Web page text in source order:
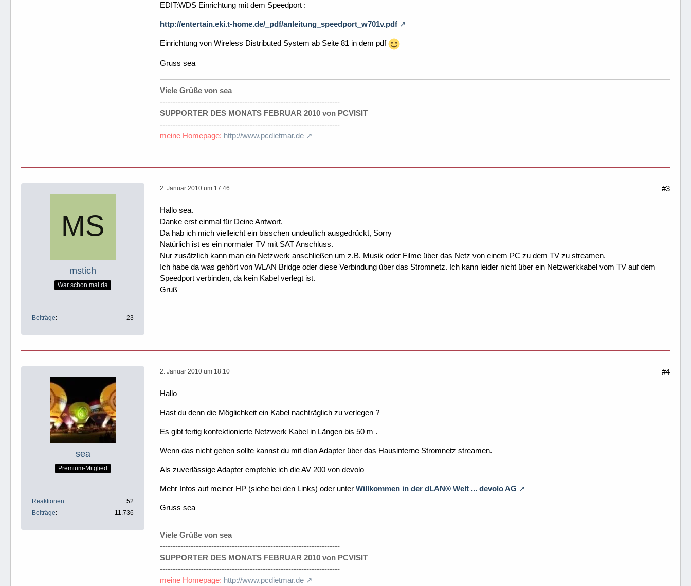
EDIT:WDS Einrichtung mit dem Speedport :
http://entertain.eki.t-home.de/_pdf/anleitung_speedport_w701v.pdf
Einrichtung von Wireless Distributed System ab Seite 81 in dem pdf
Gruss sea
Viele Grüße von sea
----------------------------------------------------------------------
SUPPORTER DES MONATS FEBRUAR 2010 von PCVISIT
----------------------------------------------------------------------
meine Homepage: http://www.pcdietmar.de
mstich
War schon mal da
Beiträge 23
2. Januar 2010 um 17:46 #3
Hallo sea.
Danke erst einmal für Deine Antwort.
Da hab ich mich vielleicht ein bisschen undeutlich ausgedrückt, Sorry
Natürlich ist es ein normaler TV mit SAT Anschluss.
Nur zusätzlich kann man ein Netzwerk anschließen um z.B. Musik oder Filme über das Netz von einem PC zu dem TV zu streamen.
Ich habe da was gehört von WLAN Bridge oder diese Verbindung über das Stromnetz. Ich kann leider nicht über ein Netzwerkkabel vom TV auf dem
Speedport verbinden, da kein Kabel verlegt ist.
Gruß
sea
Premium-Mitglied
Reaktionen
52
Beiträge
11.736
2. Januar 2010 um 18:10 #4
Hallo
Hast du denn die Möglichkeit ein Kabel nachträglich zu verlegen ?
Es gibt fertig konfektionierte Netzwerk Kabel in Längen bis 50 m .
Wenn das nicht gehen sollte kannst du mit dlan Adapter über das Hausinterne Stromnetz streamen.
Als zuverlässige Adapter empfehle ich die AV 200 von devolo
Mehr Infos auf meiner HP (siehe bei den Links) oder unter Willkommen in der dLAN® Welt ... devolo AG
Gruss sea
Viele Grüße von sea
----------------------------------------------------------------------
SUPPORTER DES MONATS FEBRUAR 2010 von PCVISIT
----------------------------------------------------------------------
meine Homepage: http://www.pcdietmar.de